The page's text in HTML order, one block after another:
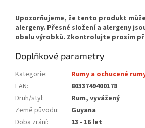
Doplňkové parametry
Kategorie:
Rumy a ochucené
EAN:
8033749400178
Druh/styl:
Rum, vyvážený
Země původu:
Guyana
Doba zrání:
13 - 16 let